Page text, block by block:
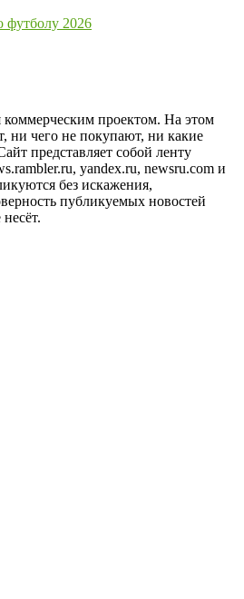
футболу 2026
коммерческим проектом. На этом
ни чего не покупают, ни какие
представляет собой ленту
yandex.ru, newsru.com и
без искажения,
публикуемых новостей